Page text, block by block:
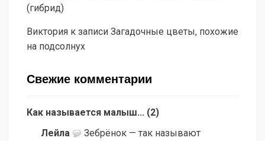
(гибрид)
Виктория к записи Загадочные цветы, похожие
на подсолнух
Свежие комментарии
Как называется малыш... (2)
Лейла
Зебрёнок — так называют